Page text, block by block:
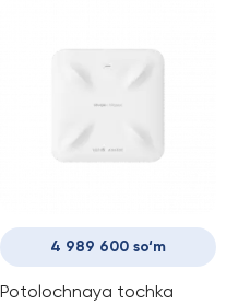
4 989 600 so‘m
Potolochnaya tochka